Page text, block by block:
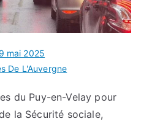
mai 2025
De L'Auvergne
du Puy-en-Velay pour
la Sécurité sociale,